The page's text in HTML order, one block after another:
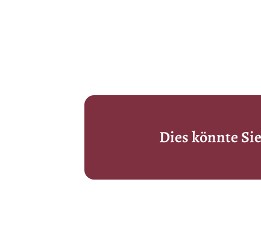
Dies könnte